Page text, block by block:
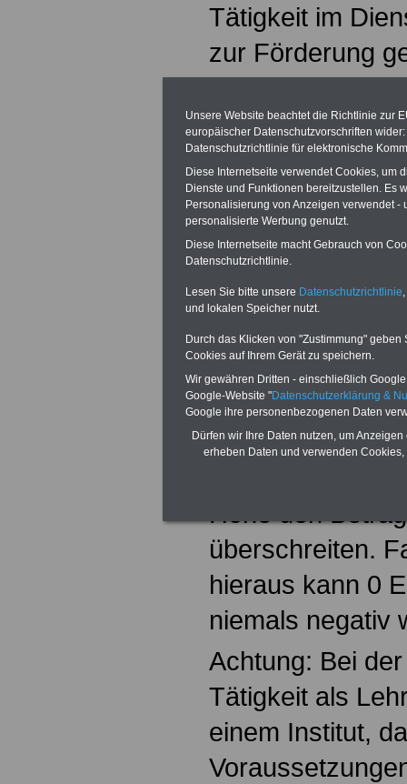
Tätigkeit im
zur Förderung
(z.B.
Gewerkschaft)
zu einem
jährlich. Mit
sämtliche
abgegolten.
diesen
übersteigende
abzugsfähig,
Höhe den
überschreiten.
hieraus kann 0
niemals negativ
Achtung: Bei
Tätigkeit als
einem Institut,
Unsere Website beachtet die Richtlinie zur
europäischer Datenschutzvorschriften
Datenschutzrichtlinie für elektronische
Diese Internetseite verwendet Cookies, um
Dienste und Funktionen bereitzustellen. Es
Personalisierung von Anzeigen verwendet
personalisierte Werbung genutzt.
Diese Internetseite macht Gebrauch von
Datenschutzrichtlinie.
Lesen Sie bitte unsere Datenschutzrichtlinie
und lokalen Speicher nutzt.
Durch das Klicken von "Zustimmung"
Cookies auf Ihrem Gerät zu speichern.
Wir gewähren Dritten - einschließlich
Google-Website "Datenschutzerklärung &
Google ihre personenbezogenen Daten
Dürfen wir Ihre Daten nutzen, um
erheben Daten und verwenden